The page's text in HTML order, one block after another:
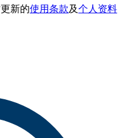
新的使用条款及个人资料